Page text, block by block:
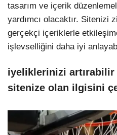
tasarım ve içerik
yardımcı olacaktır. Sitenizi
gerçekçi içeriklerle
işlevselliğini daha iyi
iyeliklerinizi artırabilir
sitenize olan ilgisini